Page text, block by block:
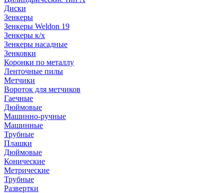
Диски
Зенкеры
Зенкеры Weldon 19
Зенкеры к/х
Зенкеры насадные
Зенковки
Коронки по металлу
Ленточные пилы
Метчики
Вороток для метчиков
Гаечные
Дюймовые
Машинно-ручные
Машинные
Трубные
Плашки
Дюймовые
Конические
Метрические
Трубные
Развертки